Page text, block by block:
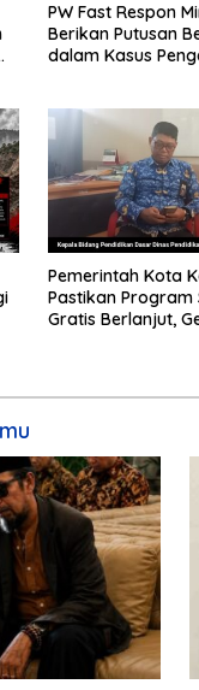
PW Fast Respon
Berikan Putusan
dalam Kasus
Pemerintah Kota
Pastikan Program
Gratis Berlanjut,